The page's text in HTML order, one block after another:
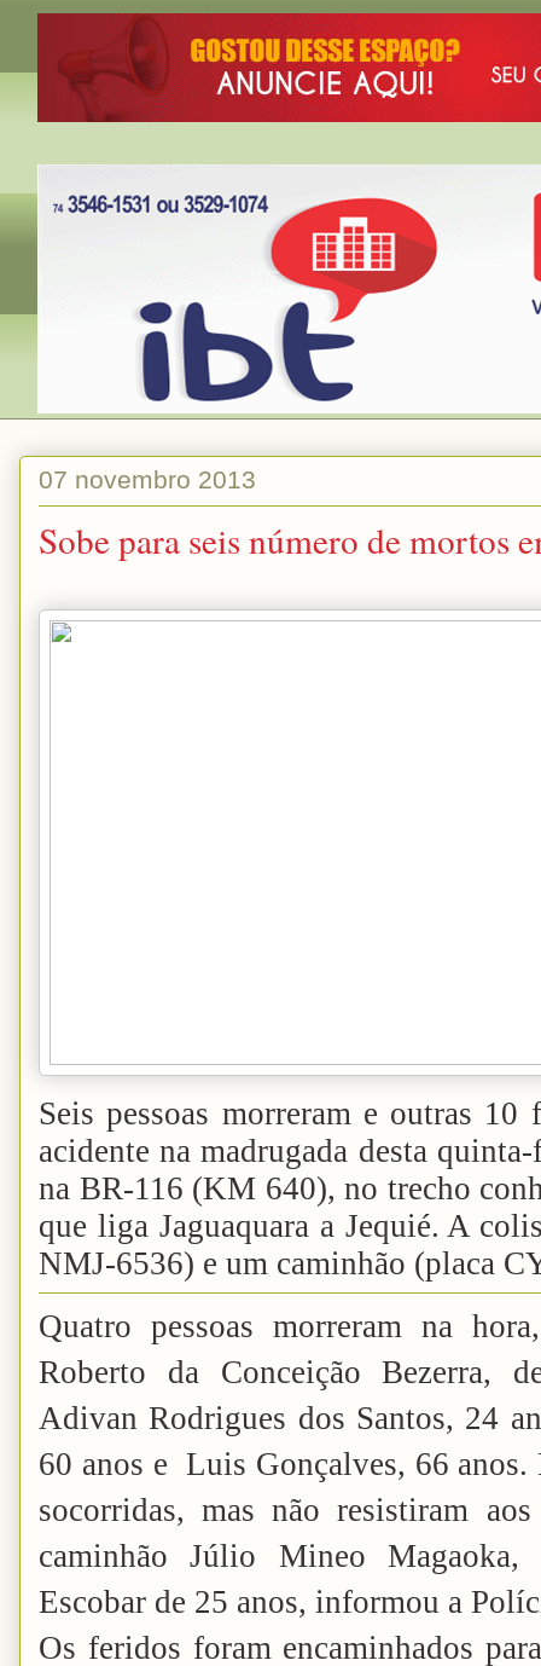
07 novembro 2013
Sobe para seis número de mortos
Seis pessoas morreram e outras
acidente na madrugada desta
na BR-116 (KM 640), no trecho
que liga Jaguaquara a Jequié. A
NMJ-6536) e um caminhão (placa
Quatro pessoas morreram na
Roberto da Conceição Bezerra,
Adivan Rodrigues dos Santos, 24
60 anos e Luis Gonçalves, 66 anos.
socorridas, mas não resistiram
caminhão Júlio Mineo
Escobar de 25 anos, informou a
Os feridos foram encaminhados